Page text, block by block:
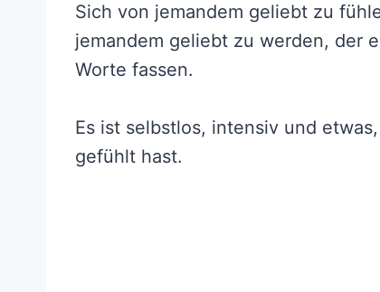
Sich von jemandem geliebt zu
jemandem geliebt zu werden, der
Worte fassen.
Es ist selbstlos, intensiv und
gefühlt hast.